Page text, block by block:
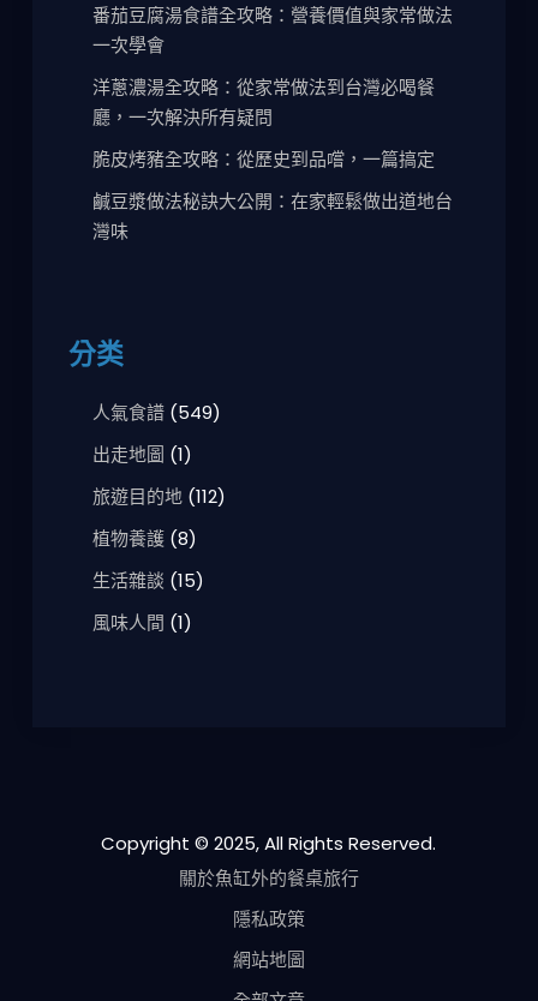
番茄豆腐湯食譜全攻略：營養價值與家常做法
一次學會
洋蔥濃湯全攻略：從家常做法到台灣必喝餐
廳，一次解決所有疑問
脆皮烤豬全攻略：從歷史到品嚐，一篇搞定
鹹豆漿做法秘訣大公開：在家輕鬆做出道地台
灣味
分类
人氣食譜(549)
出走地圖 (1)
旅遊目的地(112)
植物養護(8)
生活雜談 (15)
風味人間 (1)
Copyright © 2025, All Rights Reserved.
關於魚缸外的餐桌旅行
隱私政策
網站地圖